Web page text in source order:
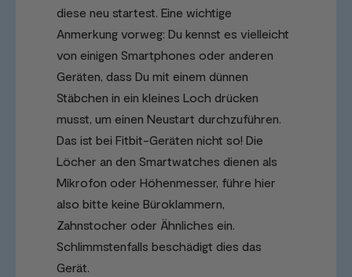
diese neu startest. Eine wichtige
Anmerkung vorweg: Du kennst es vielleicht
von einigen Smartphones oder anderen
Geräten, dass Du mit einem dünnen
Stäbchen in ein kleines Loch drücken
musst, um einen Neustart durchzuführen.
Das ist bei Fitbit-Geräten nicht so! Die
Löcher an den Smartwatches dienen als
Mikrofon oder Höhenmesser, führe hier
also bitte keine Büroklammern,
Zahnstocher oder Ähnliches ein.
Schlimmstenfalls beschädigt dies das
Gerät.